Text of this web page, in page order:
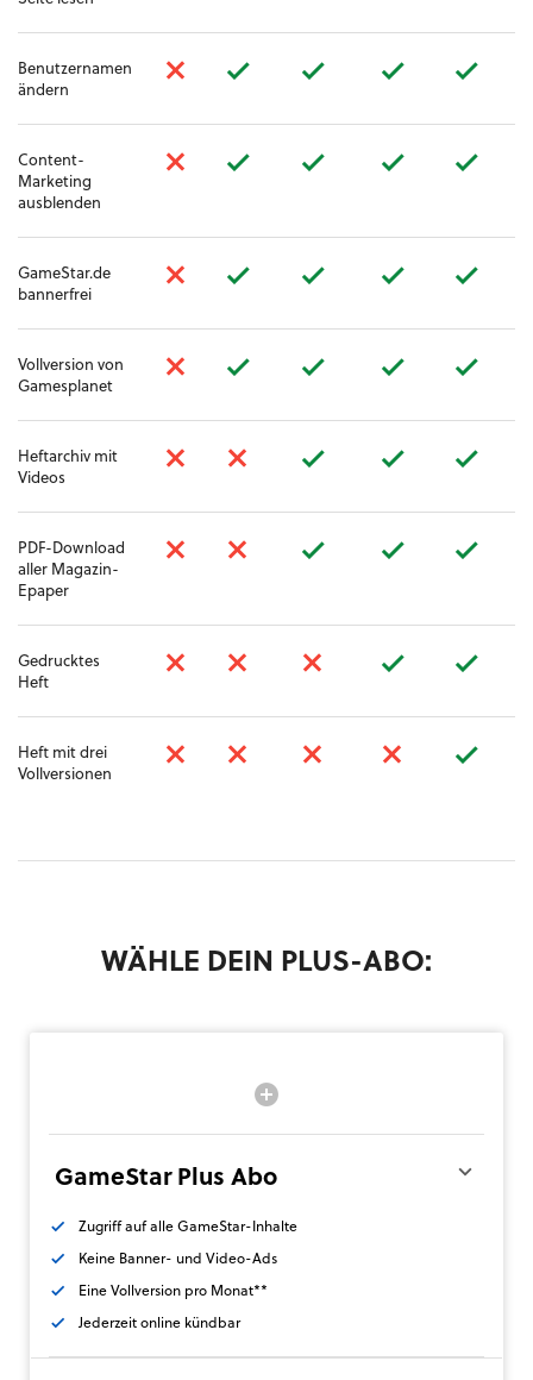
Benutzernamen
ändern
Content-
Marketing
ausblenden
GameStar.de
bannerfrei
Vollversion von
Gamesplanet
Heftarchiv mit
Videos
PDF-Download
aller Magazin-
Epaper
Gedrucktes
Heft
Heft mit drei
Vollversionen
WÄHLE DEIN PLUS-ABO:
GameStar Plus Abo
Zugriff auf alle GameStar-Inhalte
Keine Banner- und Video-Ads
Eine Vollversion pro Monat**
Jederzeit online kündbar